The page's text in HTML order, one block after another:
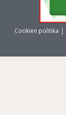
Cookien politika |